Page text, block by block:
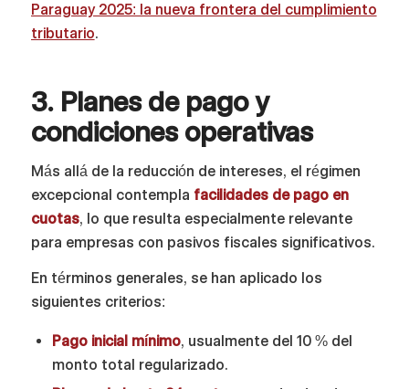
Paraguay 2025: la nueva frontera del cumplimiento
tributario.
3. Planes de pago y
condiciones operativas
Más allá de la reducción de intereses, el régimen
excepcional contempla facilidades de pago en
cuotas, lo que resulta especialmente relevante
para empresas con pasivos fiscales significativos.
En términos generales, se han aplicado los
siguientes criterios:
Pago inicial mínimo, usualmente del 10 % del
monto total regularizado.